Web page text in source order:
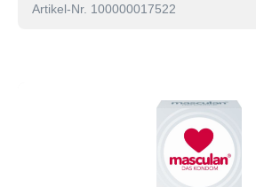
Artikel-Nr. 100000017522